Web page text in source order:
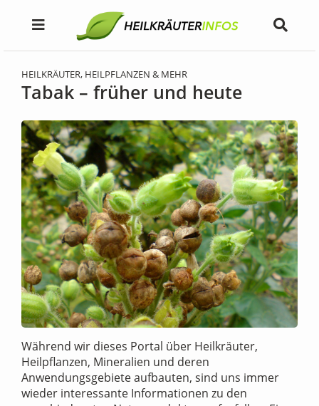
HEILKRÄUTER, HEILPFLANZEN & MEHR
Tabak – früher und heute
Während wir dieses Portal über Heilkräuter,
Heilpflanzen, Mineralien und deren
Anwendungsgebiete aufbauten, sind uns immer
wieder interessante Informationen zu den